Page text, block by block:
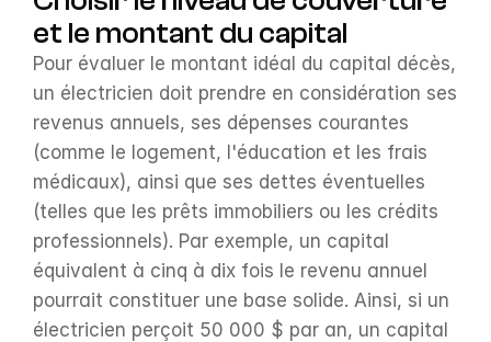
et le montant du capital
Pour évaluer le montant idéal du capital décès,
un électricien doit prendre en considération ses
revenus annuels, ses dépenses courantes
(comme le logement, l'éducation et les frais
médicaux), ainsi que ses dettes éventuelles
(telles que les prêts immobiliers ou les crédits
professionnels). Par exemple, un capital
équivalent à cinq à dix fois le revenu annuel
pourrait constituer une base solide. Ainsi, si un
électricien perçoit 50 000 $ par an, un capital